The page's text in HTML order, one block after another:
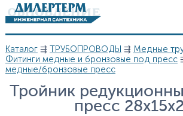
Перейти к основному содержанию
Вы здесь
Каталог⇶ ТРУБОПРОВОДЫ ⇶ Медные
Фитинги медные и бронзовые под пресс
медные/бронзовые пресс
Тройник
пресс